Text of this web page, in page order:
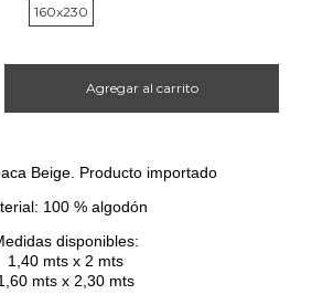
160x230
Beige. Producto importado
100 % algodón
disponibles:
1,40 mts x 2 mts
mts x 2,30 mts